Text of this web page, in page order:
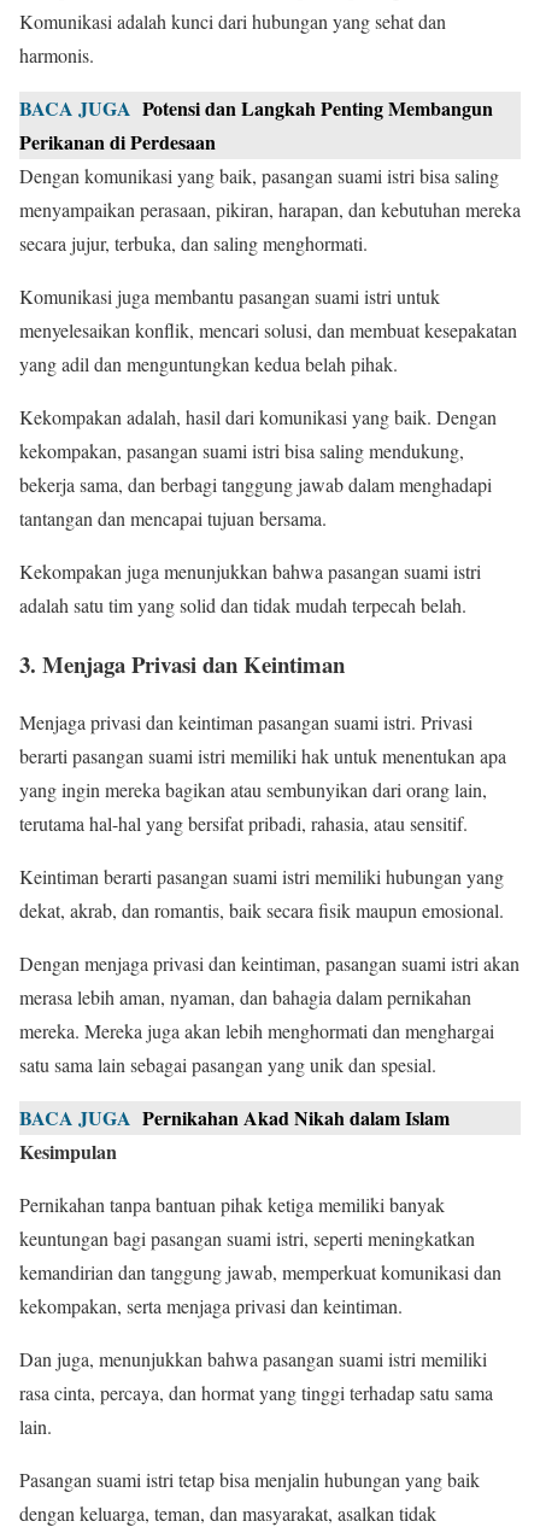
Komunikasi adalah kunci dari hubungan yang sehat dan
harmonis.
BACA JUGA Potensi dan Langkah Penting Membangun
Perikanan di Perdesaan
Dengan komunikasi yang baik, pasangan suami istri bisa saling
menyampaikan perasaan, pikiran, harapan, dan kebutuhan mereka
secara jujur, terbuka, dan saling menghormati.
Komunikasi juga membantu pasangan suami istri untuk
menyelesaikan konflik, mencari solusi, dan membuat kesepakatan
yang adil dan menguntungkan kedua belah pihak.
Kekompakan adalah, hasil dari komunikasi yang baik. Dengan
kekompakan, pasangan suami istri bisa saling mendukung,
bekerja sama, dan berbagi tanggung jawab dalam menghadapi
tantangan dan mencapai tujuan bersama.
Kekompakan juga menunjukkan bahwa pasangan suami istri
adalah satu tim yang solid dan tidak mudah terpecah belah.
3. Menjaga Privasi dan Keintiman
Menjaga privasi dan keintiman pasangan suami istri. Privasi
berarti pasangan suami istri memiliki hak untuk menentukan apa
yang ingin mereka bagikan atau sembunyikan dari orang lain,
terutama hal-hal yang bersifat pribadi, rahasia, atau sensitif.
Keintiman berarti pasangan suami istri memiliki hubungan yang
dekat, akrab, dan romantis, baik secara fisik maupun emosional.
Dengan menjaga privasi dan keintiman, pasangan suami istri akan
merasa lebih aman, nyaman, dan bahagia dalam pernikahan
mereka. Mereka juga akan lebih menghormati dan menghargai
satu sama lain sebagai pasangan yang unik dan spesial.
BACA JUGA Pernikahan Akad Nikah dalam Islam
Kesimpulan
Pernikahan tanpa bantuan pihak ketiga memiliki banyak
keuntungan bagi pasangan suami istri, seperti meningkatkan
kemandirian dan tanggung jawab, memperkuat komunikasi dan
kekompakan, serta menjaga privasi dan keintiman.
Dan juga, menunjukkan bahwa pasangan suami istri memiliki
rasa cinta, percaya, dan hormat yang tinggi terhadap satu sama
lain.
Pasangan suami istri tetap bisa menjalin hubungan yang baik
dengan keluarga, teman, dan masyarakat, asalkan tidak